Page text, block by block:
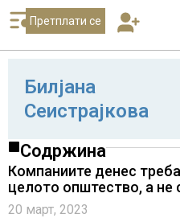
Претплати се
Билјана
Сеистрајкова
Содржина
Компаниите денес
целото општество, а не
20 март, 2023